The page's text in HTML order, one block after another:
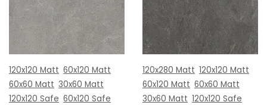
120x120 Matt 60x120 Matt
60x60 Matt 30x60 Matt
120x120 Safe 60x120 Safe
120x280 Matt 120x120 Matt
60x120 Matt 60x60 Matt
30x60 Matt 120x120 Safe